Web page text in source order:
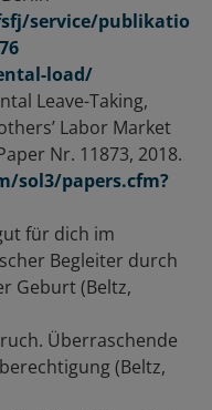
service/publikatio
load/
Leave-Taking,
Labor Market
Nr. 11873, 2018.
sol3/papers.cfm?
für dich im
Begleiter durch
Geburt (Beltz,
Überraschende
(Beltz,